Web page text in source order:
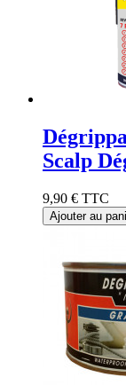
Scalp
9,90 € TTC
Ajouter au